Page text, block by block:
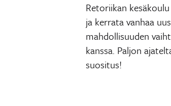
Retoriikan
ja kerrata vanhaa
mahdollisuuden
kanssa. Paljon
suositus!